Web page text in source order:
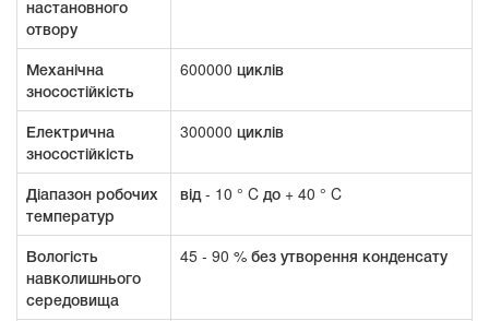
настановного
отвору
Механічна
зносостійкість
600000 циклів
Електрична
зносостійкість
300000 циклів
Діапазон робочих
температур
від - 10 ° C до + 40 ° C
Вологість
навколишнього
середовища
45 - 90 % без утворення конденсату